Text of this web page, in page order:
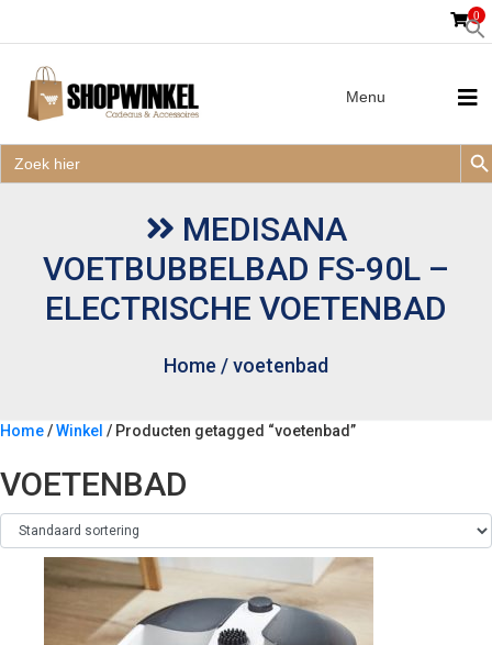
naar:
0
Zoek
naar:
Menu
MEDISANA
VOETBUBBELBAD FS-90L –
ELECTRISCHE VOETENBAD
Home /voetenbad
Home/Winkel / Producten getagged “voetenbad”
VOETENBAD